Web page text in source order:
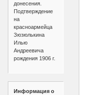
донесения.
Подтверждение
на
красноармейца
Зюзюлькина
Илью
Андреевича
рождения 1906 г.
Информация о